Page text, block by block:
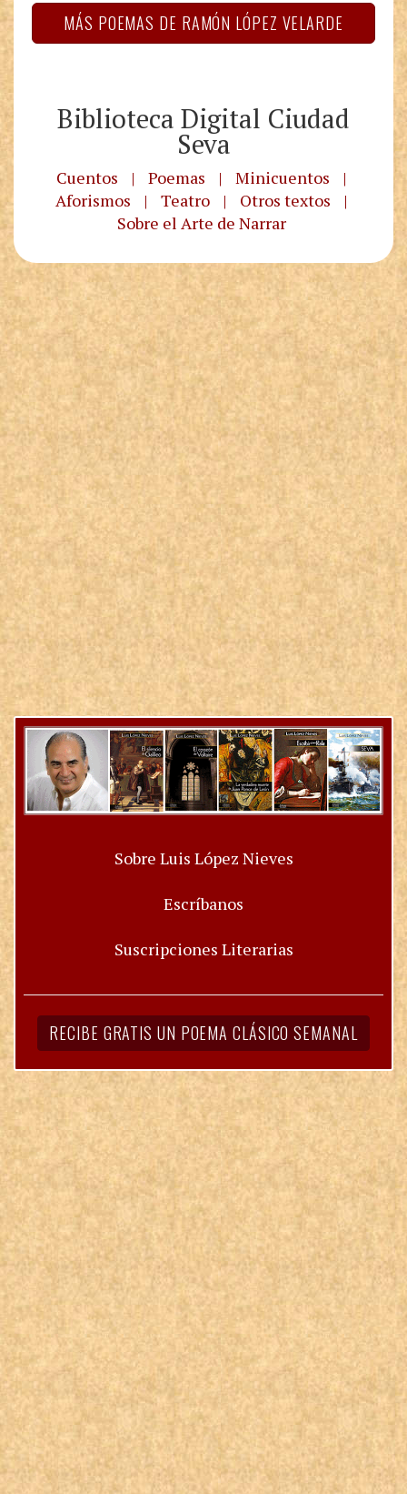
MÁS POEMAS DE RAMÓN LÓPEZ VELARDE
Biblioteca Digital Ciudad
Seva
Cuentos | Poemas | Minicuentos
|
Aforismos
| Teatro | Otros textos
|
Sobre el Arte de Narrar
Sobre Luis López Nieves
Escríbanos
Suscripciones Literarias
RECIBE GRATIS UN POEMA CLÁSICO SEMANAL